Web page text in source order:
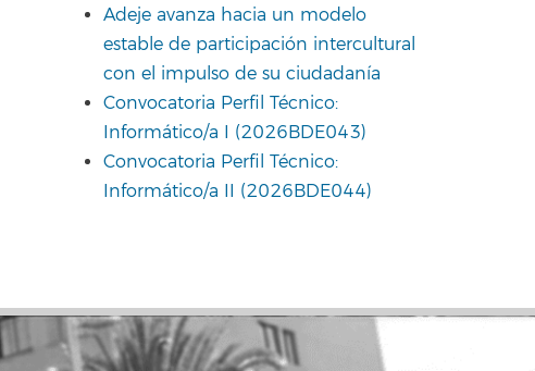
Adeje avanza hacia un modelo
estable de participación intercultural
con el impulso de su ciudadanía
Convocatoria Perfil Técnico:
Informático/a I (2026BDE043)
Convocatoria Perfil Técnico:
Informático/a II (2026BDE044)